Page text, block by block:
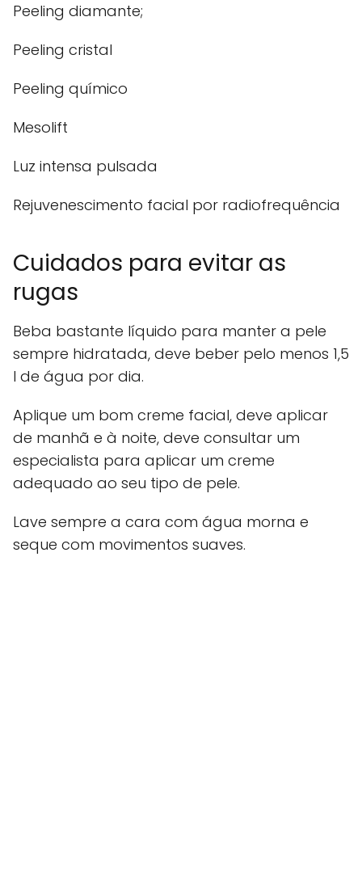
Peeling diamante;
Peeling cristal
Peeling químico
Mesolift
Luz intensa pulsada
Rejuvenescimento facial por radiofrequência
Cuidados para evitar as
rugas
Beba bastante líquido para manter a pele
sempre hidratada, deve beber pelo menos 1,5
l de água por dia.
Aplique um bom creme facial, deve aplicar
de manhã e à noite, deve consultar um
especialista para aplicar um creme
adequado ao seu tipo de pele.
Lave sempre a cara com água morna e
seque com movimentos suaves.